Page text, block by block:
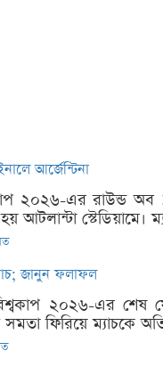
আর্জেন্টিনা
২০২৬-এর রাউন্ড
হয় আটলান্টা
জানুন ফলাফল
২০২৬-এর শেষ
ফিরিয়ে ম্যাচকে